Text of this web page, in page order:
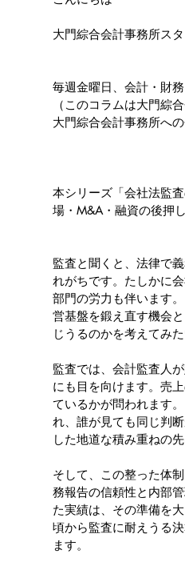
大門綜合会計事務所スタ
毎週金曜日、会計・財
（このコラムは大門綜
大門綜合会計事務所へ
本シリーズ「会社法監
場・M&A・融資の後押
監査と聞くと、法律で
れがちです。たしかに
部門の労力も伴います
営基盤を鍛え直す機会
じうるのかを考えてみた
監査では、会計監査人
にも目を向けます。売
ているかが問われます
れ、誰が見ても同じ判
した地道な積み重ねの
そして、この整った体
務報告の信頼性と内部
た実績は、その準備を
頃から監査に耐えうる
ます。